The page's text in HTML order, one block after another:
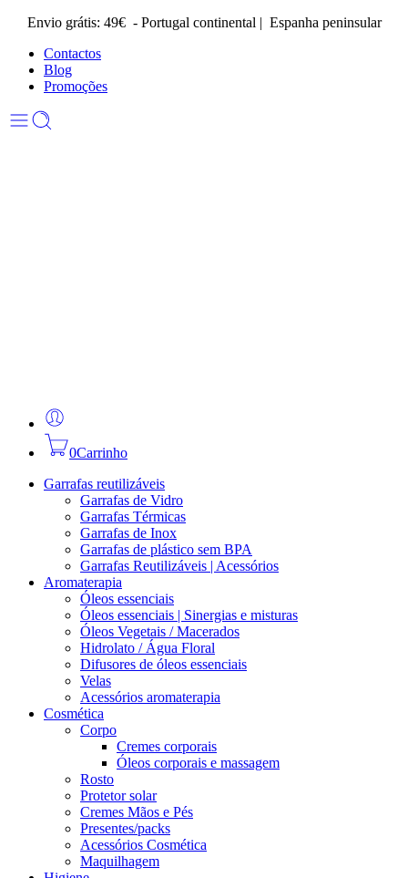
Envio grátis: 49€ - Portugal continental | Espanha peninsular
Contactos
Blog
Promoções
0Carrinho
Garrafas reutilizáveis
Garrafas de Vidro
Garrafas Térmicas
Garrafas de Inox
Garrafas de plástico sem BPA
Garrafas Reutilizáveis | Acessórios
Aromaterapia
Óleos essenciais
Óleos essenciais | Sinergias e misturas
Óleos Vegetais / Macerados
Hidrolato / Água Floral
Difusores de óleos essenciais
Velas
Acessórios aromaterapia
Cosmética
Corpo
Cremes corporais
Óleos corporais e massagem
Rosto
Protetor solar
Cremes Mãos e Pés
Presentes/packs
Acessórios Cosmética
Maquilhagem